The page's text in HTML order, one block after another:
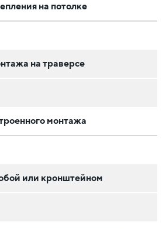
на потолке
на траверсе
монтажа
или кронштейном